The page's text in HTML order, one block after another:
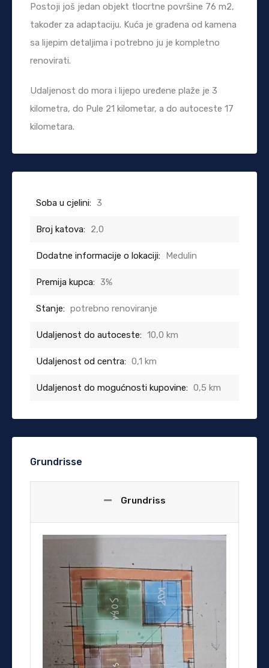
Postoji još jedan objekt tlocrtne površine 76 m2,
također za adaptaciju. Kuća je građena od kamena
sa lijepim detaljima i potrebno ju je kompletno
renovirati.
Udaljenost do mora i lijepo uređene plaže je 3
kilometra, do Pule 21 kilometar, a do autoceste 17
kilometara.
Soba u cjelini: 3
Broj katova: 2,0
Dodatne informacije o lokaciji: Medulin
Premija kupca: 3%
Stanje: potrebno renoviranje
Udaljenost do autoceste: 10,0 km
Udaljenost od centra: 0,1 km
Udaljenost do mogućnosti kupovine: 0,5 km
Grundrisse
Grundriss